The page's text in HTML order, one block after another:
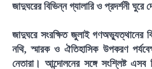
জাদুঘরের বিভিন্ন গ্যালারি ও প্রদর্শনী ঘুরে
জাদুঘরে সংরক্ষিত জুলাই গণঅভ্যুত্থানের
নথি, স্মারক ও ঐতিহাসিক উপকরণ
নেতারা। আন্দোলনের সঙ্গে সংশ্লিষ্ট এসব